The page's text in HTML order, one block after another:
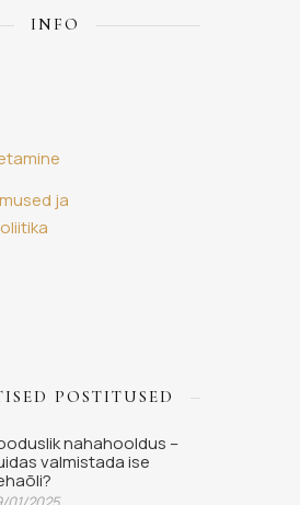
INFO
ja
POSTITUSED
nahahooldus –
valmistada ise